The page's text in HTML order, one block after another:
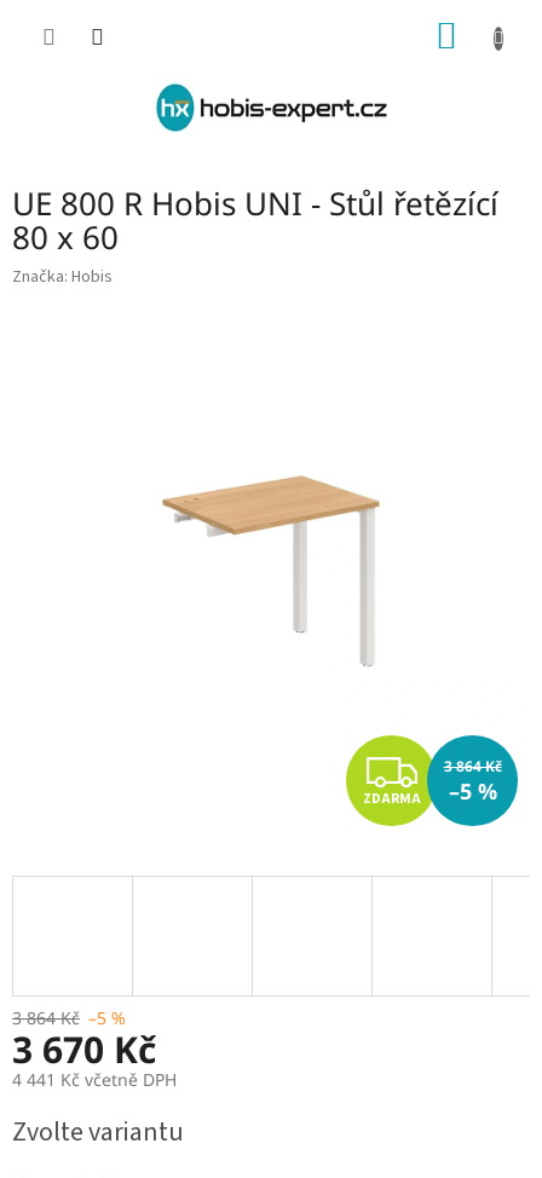
UE 800 R Hobis UNI - Stůl řetězící
80 x 60
Značka: Hobis
Z
D
A
ZDARMA
3 864 Kč
–5 %
3 864 Kč –5 %
3 670 Kč
4 441 Kč včetně DPH
cena:
Zvolte variantu